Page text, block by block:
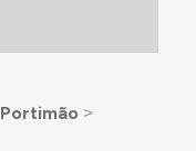
Portimão ˃